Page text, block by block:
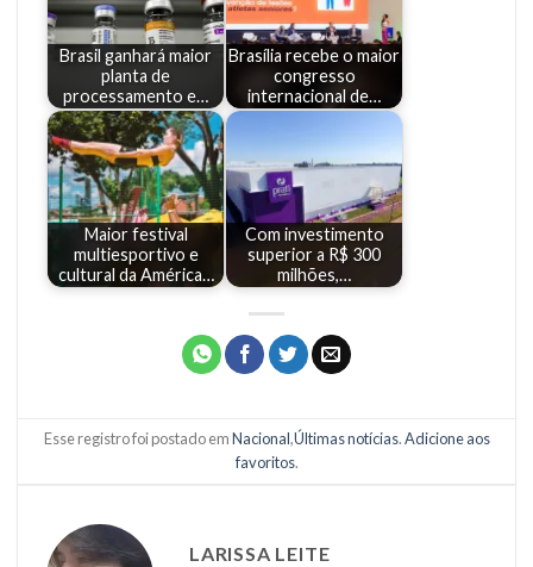
Brasil ganhará maior
planta de
processamento e…
Brasília recebe o maior
congresso
internacional de…
Maior festival
multiesportivo e
cultural da América…
Com investimento
superior a R$ 300
milhões,…
Esse registro foi postado emNacional,Últimas notícias.Adicione aos
favoritos.
LARISSA LEITE